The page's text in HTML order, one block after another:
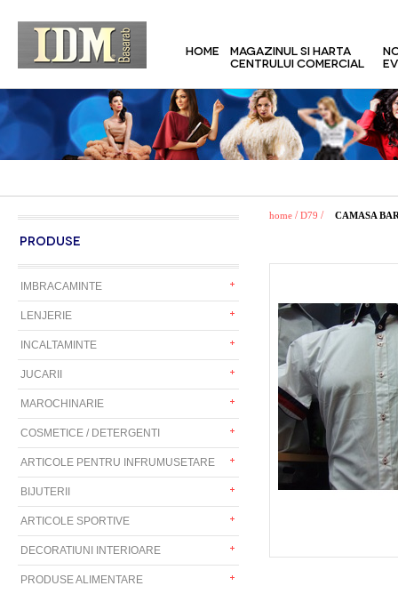
HOME
MAGAZINUL SI HARTA
CENTRULUI COMERCIAL
PRODUSE
IMBRACAMINTE
LENJERIE
INCALTAMINTE
JUCARII
MAROCHINARIE
COSMETICE / DETERGENTI
ARTICOLE PENTRU INFRUMUSETARE
BIJUTERII
ARTICOLE SPORTIVE
DECORATIUNI INTERIOARE
PRODUSE ALIMENTARE
home / D79 / CAMASA